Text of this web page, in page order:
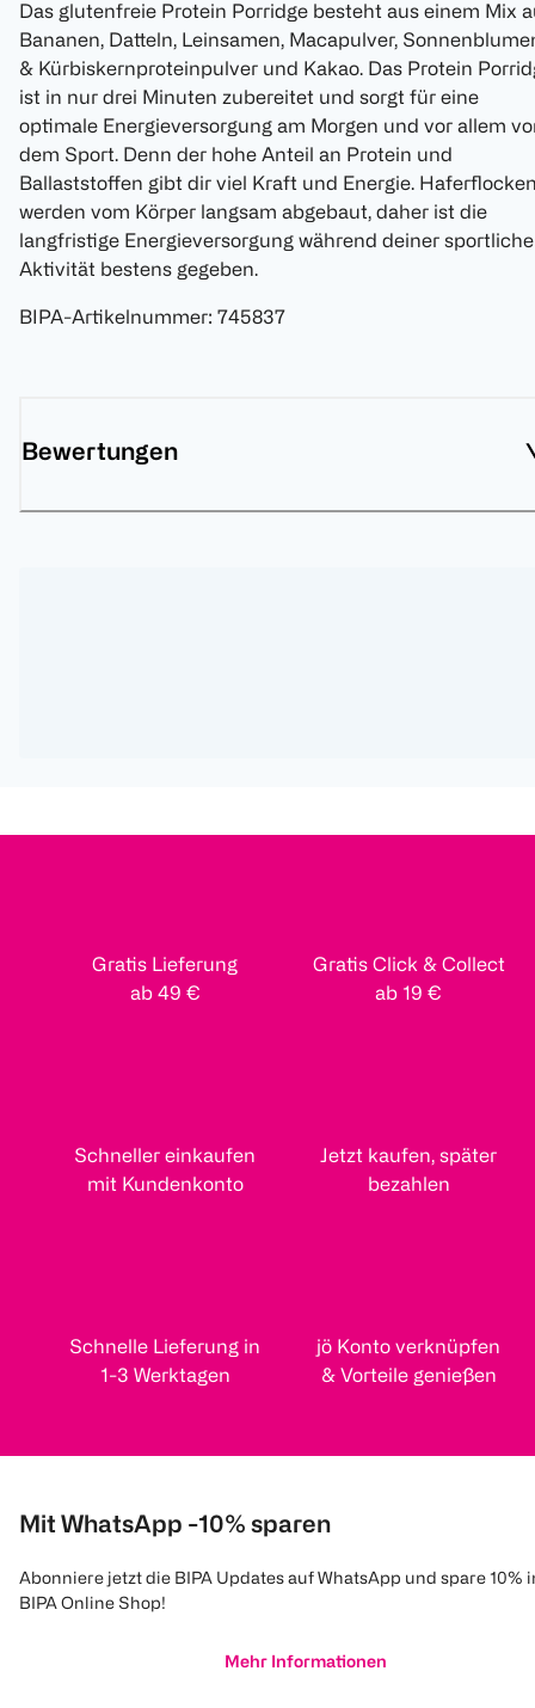
Das glutenfreie Protein Porridge besteht aus einem Mix
Bananen, Datteln, Leinsamen, Macapulver,
& Kürbiskernproteinpulver und Kakao. Das Protein
ist in nur drei Minuten zubereitet und sorgt für eine
optimale Energieversorgung am Morgen und vor allem
dem Sport. Denn der hohe Anteil an Protein und
Ballaststoffen gibt dir viel Kraft und Energie.
werden vom Körper langsam abgebaut, daher ist die
langfristige Energieversorgung während deiner
Aktivität bestens gegeben.
BIPA-Artikelnummer: 745837
Bewertungen
Gratis Lieferung
ab 49 €
Gratis Click & Collect
ab 19 €
Schneller einkaufen
mit Kundenkonto
Jetzt kaufen, später
bezahlen
Schnelle Lieferung in
1-3 Werktagen
jö Konto verknüpfen
& Vorteile genießen
Mit WhatsApp -10% sparen
Abonniere jetzt die BIPA Updates auf WhatsApp und spare 10%
BIPA Online Shop!
Mehr Informationen